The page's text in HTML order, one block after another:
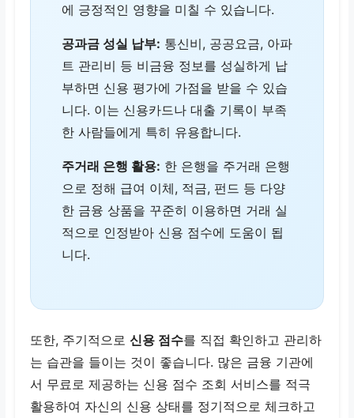
에 긍정적인 영향을 미칠 수 있습니다.
공과금 성실 납부: 통신비, 공공요금, 아파
트 관리비 등 비금융 정보를 성실하게 납
부하면 신용 평가에 가점을 받을 수 있습
니다. 이는 신용카드나 대출 기록이 부족
한 사람들에게 특히 유용합니다.
주거래 은행 활용: 한 은행을 주거래 은행
으로 정해 급여 이체, 적금, 펀드 등 다양
한 금융 상품을 꾸준히 이용하면 거래 실
적으로 인정받아 신용 점수에 도움이 됩
니다.
또한, 주기적으로신용 점수를 직접 확인하고 관리하
는 습관을 들이는 것이 좋습니다. 많은 금융 기관에
서 무료로 제공하는 신용 점수 조회 서비스를 적극
활용하여 자신의 신용 상태를 정기적으로 체크하고